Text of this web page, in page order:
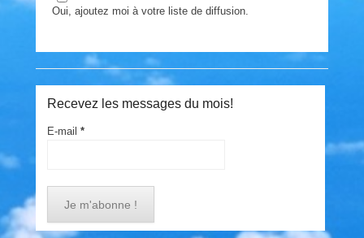
Oui, ajoutez moi à votre liste de diffusion.
Recevez les messages du mois!
E-mail*